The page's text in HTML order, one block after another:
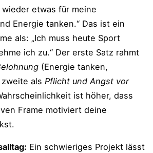
wieder etwas für meine
Energie tanken.“ Das ist ein
als: „Ich muss heute Sport
ich zu.“ Der erste Satz rahmt
(Energie tanken,
als Pflicht und Angst vor
ist höher, dass
Frame motiviert deine
Ein schwieriges Projekt lässt